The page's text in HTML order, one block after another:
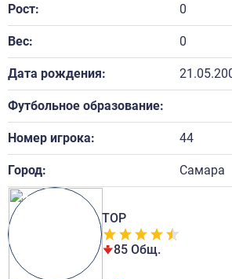
Рост: 0
Вес: 0
Дата рождения:
Футбольное образование:
Номер игрока: 44
Город: Самара
ТОР
85 Общ.